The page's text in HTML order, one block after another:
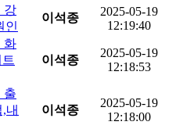
강
인
이석종
2025-05-19
12:19:40
화
이석종
2025-05-19
12:18:53
출
내
이석종
2025-05-19
12:18:00